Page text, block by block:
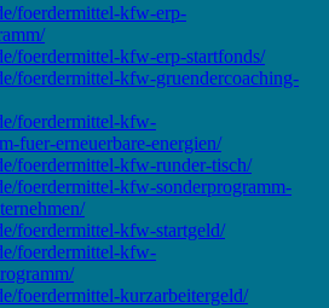
foerdermittel-kfw-erp-
foerdermittel-kfw-erp-startfonds/
foerdermittel-kfw-gruendercoaching-
foerdermittel-kfw-
fuer-erneuerbare-energien/
foerdermittel-kfw-runder-tisch/
foerdermittel-kfw-sonderprogramm-
foerdermittel-kfw-startgeld/
foerdermittel-kfw-
foerdermittel-kurzarbeitergeld/